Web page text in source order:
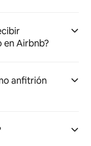
en Airbnb?
anfitrión